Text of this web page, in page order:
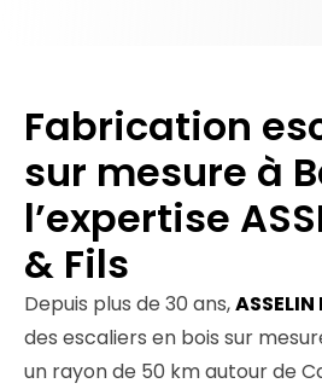
Fabrication
sur mesure à
l’expertise
& Fils
Depuis plus de 30 ans,
des escaliers en bois sur
un rayon de 50 km autour de